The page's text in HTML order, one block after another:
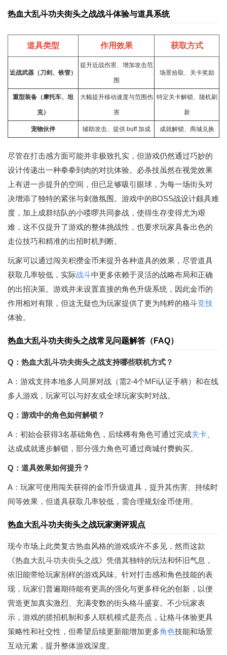
热血大乱斗功夫街头之战战斗体验与道具系统
道具类型 作用效果 获取方式
近战武器（刀剑、铁管）
提升近战伤害、增加攻击范
围
场景拾取、关卡奖励
重型装备（摩托车、坦
克）
大幅提升移动速度与范围伤
害
特定关卡解锁、随机刷
新
宠物伙伴 辅助攻击、提供 buff 加成 成就解锁、商城兑换
尽管在打击感方面可能并非极致扎实，但游戏仍然通过巧妙的
设计传递出一种拳拳到肉的对抗体验。必杀技虽然在视觉效果
上有进一步提升的空间，但已足够吸引眼球，为每一场街头对
决增添了独特的紧张与刺激氛围。游戏中的BOSS战设计颇具难
度，加上成群结队的小喽啰共同参战，使得生存变得尤为艰
难，这不仅提升了游戏的整体挑战性，也要求玩家具备出色的
走位技巧和精准的出招时机判断。
玩家可以通过闯关积攒金币来提升各种道具的效果，尽管道具
获取几率较低，实际战斗中更多依赖于灵活的战略布局和正确
的出招决策。游戏并未设置直接的角色升级系统，因此金币的
作用相对有限，但这无疑也为玩家提供了更为纯粹的格斗竞技
体验。
热血大乱斗功夫街头之战常见问题解答（FAQ）
Q：热血大乱斗功夫街头之战支持哪些联机方式？
A：游戏支持本地多人同屏对战（需2-4个MFi认证手柄）和在线
多人游戏，玩家可以与好友或全球玩家实时对战。
Q：游戏中的角色如何解锁？
A：初始会获得3名基础角色，后续稀有角色可通过完成关卡
达成成就逐步解锁，部分强力角色可通过商城付费购买。
Q：道具效果如何提升？
A：玩家可使用闯关获得的金币升级道具，提升其伤害、持续时
间等效果，但道具获取几率较低，需合理规划金币使用。
热血大乱斗功夫街头之战玩家测评观点
现今市场上此类复古热血风格的游戏或许不多见，然而这款
《热血大乱斗功夫街头之战》凭借其独特的玩法和怀旧气息，
依旧能带给玩家别样的游戏风味。针对打击感和角色技能的表
现，玩家们普遍期待能有更高的强化与更多样化的创新，以便
营造更加真实激烈、充满变数的街头格斗盛宴。不少玩家表
示，游戏的搓招机制和多人联机模式是亮点，让格斗体验更具
策略性和社交性，但希望后续更新能增加更多角色技能和场景
互动元素，提升整体游戏深度。